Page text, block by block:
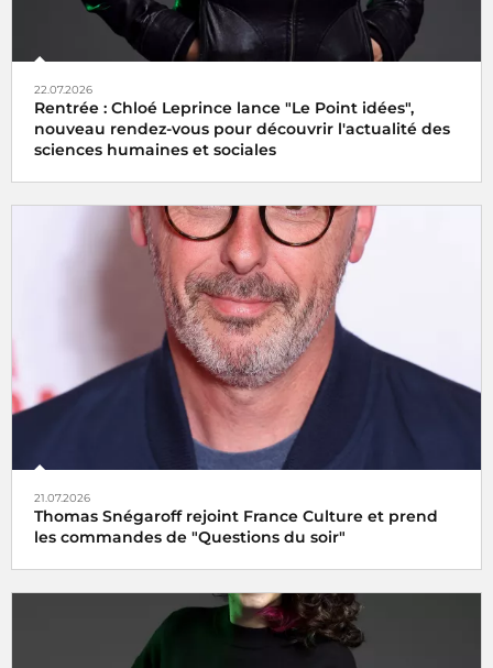
22.07.2026
Rentrée : Chloé Leprince lance "Le Point idées",
nouveau rendez-vous pour découvrir l'actualité des
sciences humaines et sociales
21.07.2026
Thomas Snégaroff rejoint France Culture et prend
les commandes de "Questions du soir"